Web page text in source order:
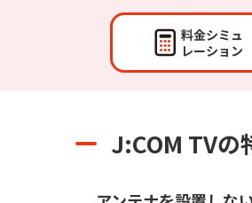
料金シミュ
レーション
J:COM TVの